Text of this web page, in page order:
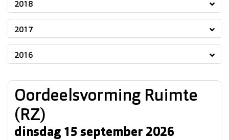
2018
2017
2016
Oordeelsvorming Ruimte
(RZ)
dinsdag 15 september 2026